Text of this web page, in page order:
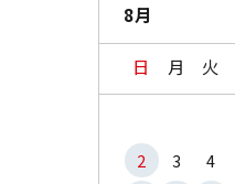
8月
日 月 火
2
3 4